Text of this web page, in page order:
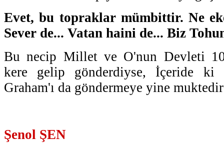
Evet, bu topraklar mümbittir. Ne
Sever de... Vatan haini de... Biz
Bu necip Millet ve O'nun Devleti
kere gelip gönderdiyse, İçeride
Graham'ı da göndermeye yine
Şenol ŞEN